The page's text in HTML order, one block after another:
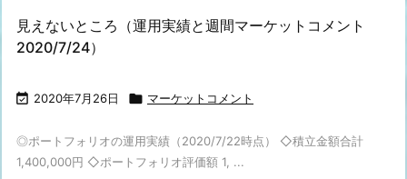
見えないところ（運用実績と週間マーケットコメント
2020/7/24）
 2020年7月26日  マーケットコメント
◎ポートフォリオの運用実績（2020/7/22時点） ◇積立金額合計
1,400,000円 ◇ポートフォリオ評価額 1, ...